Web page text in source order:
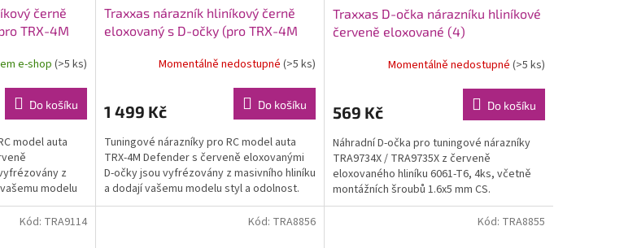
černě
TRX-4M
e-shop(>5 ks)
Do košíku
model auta
z
modelu
Traxxas nárazník hliníkový černě
eloxovaný s D-očky (pro TRX-4M
Momentálně nedostupné (>5 ks)
1 499 Kč Do košíku
Tuningové nárazníky pro RC model auta
TRX-4M Defender s červeně eloxovanými
D-očky jsou vyfrézovány z masivního hliníku
a dodají vašemu modelu styl a odolnost.
Nárazníky mají...
Traxxas D-očka nárazníku hliníkové
červeně eloxované (4)
Momentálně nedostupné (>5 ks)
569 Kč Do košíku
Náhradní D-očka pro tuningové nárazníky
TRA9734X / TRA9735X z červeně
eloxovaného hliníku 6061-T6, 4ks, včetně
montážních šroubů 1.6x5 mm CS.
Kód: TRA9114 Kód: TRA8856 Kód: TRA8855